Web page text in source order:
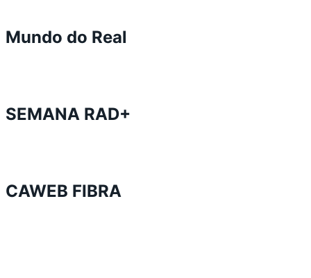
Mundo do Real
SEMANA RAD+
CAWEB FIBRA